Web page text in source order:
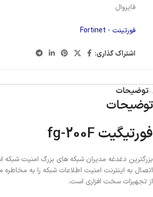
فایروال
فورتینت - Fortinet
اشتراک گذاری:
توضیحات
توضیحات
فورتیگیت fg-200F
بزرگترین دغدغه مدیران شبکه های بزرگ امنیت شبکه
اتصال به اینترنت امنیت اطلاعات شبکه را به مخاطره
از تجهیزات سخت افزاری است.